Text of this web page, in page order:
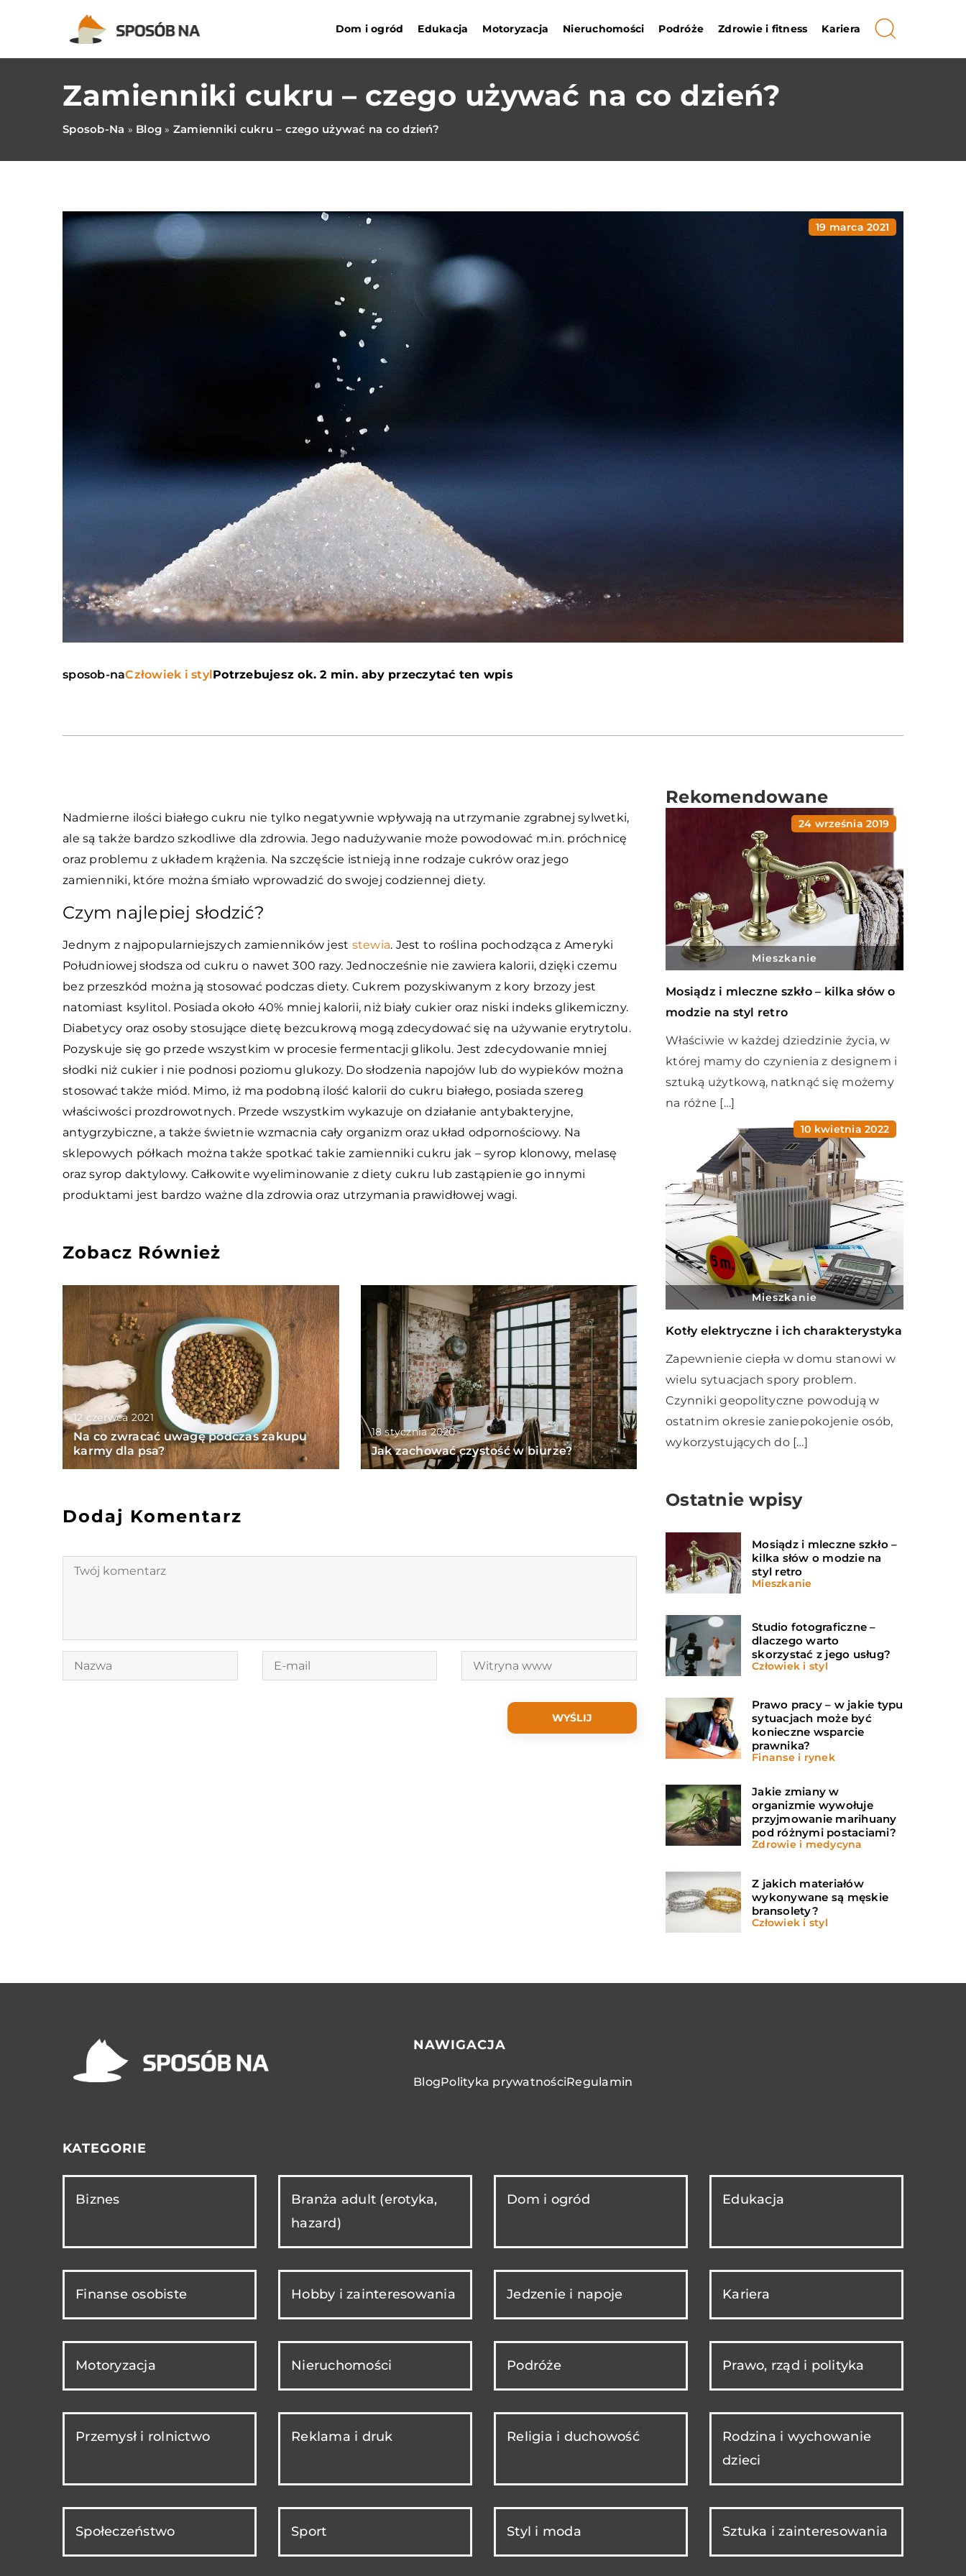
Dom i ogród Edukacja Motoryzacja Nieruchomości Podróże Zdrowie i fitness Kariera
Zamienniki cukru – czego używać na co dzień?
Sposob-Na » Blog » Zamienniki cukru – czego używać na co dzień?
19 marca 2021
sposob-naCzłowiek i stylPotrzebujesz ok. 2 min. aby przeczytać ten wpis
Nadmierne ilości białego cukru nie tylko negatywnie wpływają na utrzymanie zgrabnej sylwetki,
ale są także bardzo szkodliwe dla zdrowia. Jego nadużywanie może powodować m.in. próchnicę
oraz problemu z układem krążenia. Na szczęście istnieją inne rodzaje cukrów oraz jego
zamienniki, które można śmiało wprowadzić do swojej codziennej diety.
Czym najlepiej słodzić?
Jednym z najpopularniejszych zamienników jest stewia. Jest to roślina pochodząca z Ameryki
Południowej słodsza od cukru o nawet 300 razy. Jednocześnie nie zawiera kalorii, dzięki czemu
bez przeszkód można ją stosować podczas diety. Cukrem pozyskiwanym z kory brzozy jest
natomiast ksylitol. Posiada około 40% mniej kalorii, niż biały cukier oraz niski indeks glikemiczny.
Diabetycy oraz osoby stosujące dietę bezcukrową mogą zdecydować się na używanie erytrytolu.
Pozyskuje się go przede wszystkim w procesie fermentacji glikolu. Jest zdecydowanie mniej
słodki niż cukier i nie podnosi poziomu glukozy. Do słodzenia napojów lub do wypieków można
stosować także miód. Mimo, iż ma podobną ilość kalorii do cukru białego, posiada szereg
właściwości prozdrowotnych. Przede wszystkim wykazuje on działanie antybakteryjne,
antygrzybiczne, a także świetnie wzmacnia cały organizm oraz układ odpornościowy. Na
sklepowych półkach można także spotkać takie zamienniki cukru jak – syrop klonowy, melasę
oraz syrop daktylowy. Całkowite wyeliminowanie z diety cukru lub zastąpienie go innymi
produktami jest bardzo ważne dla zdrowia oraz utrzymania prawidłowej wagi.
Zobacz Również
12 czerwca 2021
Na co zwracać uwagę podczas zakupu
karmy dla psa?
18 stycznia 2020
Jak zachować czystość w biurze?
Dodaj Komentarz
Rekomendowane
24 września 2019
Mieszkanie
Mosiądz i mleczne szkło – kilka słów o
modzie na styl retro
Właściwie w każdej dziedzinie życia, w
której mamy do czynienia z designem i
sztuką użytkową, natknąć się możemy
na różne […]
10 kwietnia 2022
Mieszkanie
Kotły elektryczne i ich charakterystyka
Zapewnienie ciepła w domu stanowi w
wielu sytuacjach spory problem.
Czynniki geopolityczne powodują w
ostatnim okresie zaniepokojenie osób,
wykorzystujących do […]
Ostatnie wpisy
Mosiądz i mleczne szkło –
kilka słów o modzie na
styl retro
Mieszkanie
Studio fotograficzne –
dlaczego warto
skorzystać z jego usług?
Człowiek i styl
Prawo pracy – w jakie typu
sytuacjach może być
konieczne wsparcie
prawnika?
Finanse i rynek
Jakie zmiany w
organizmie wywołuje
przyjmowanie marihuany
pod różnymi postaciami?
Zdrowie i medycyna
Z jakich materiałów
wykonywane są męskie
bransolety?
Człowiek i styl
NAWIGACJA
BlogPolityka prywatnościRegulamin
KATEGORIE
Biznes
Branża adult (erotyka,
hazard)
Dom i ogród Edukacja
Finanse osobiste Hobby i zainteresowania Jedzenie i napoje Kariera
Motoryzacja Nieruchomości Podróże Prawo, rząd i polityka
Przemysł i rolnictwo Reklama i druk Religia i duchowość
Rodzina i wychowanie
dzieci
Społeczeństwo Sport Styl i moda Sztuka i zainteresowania